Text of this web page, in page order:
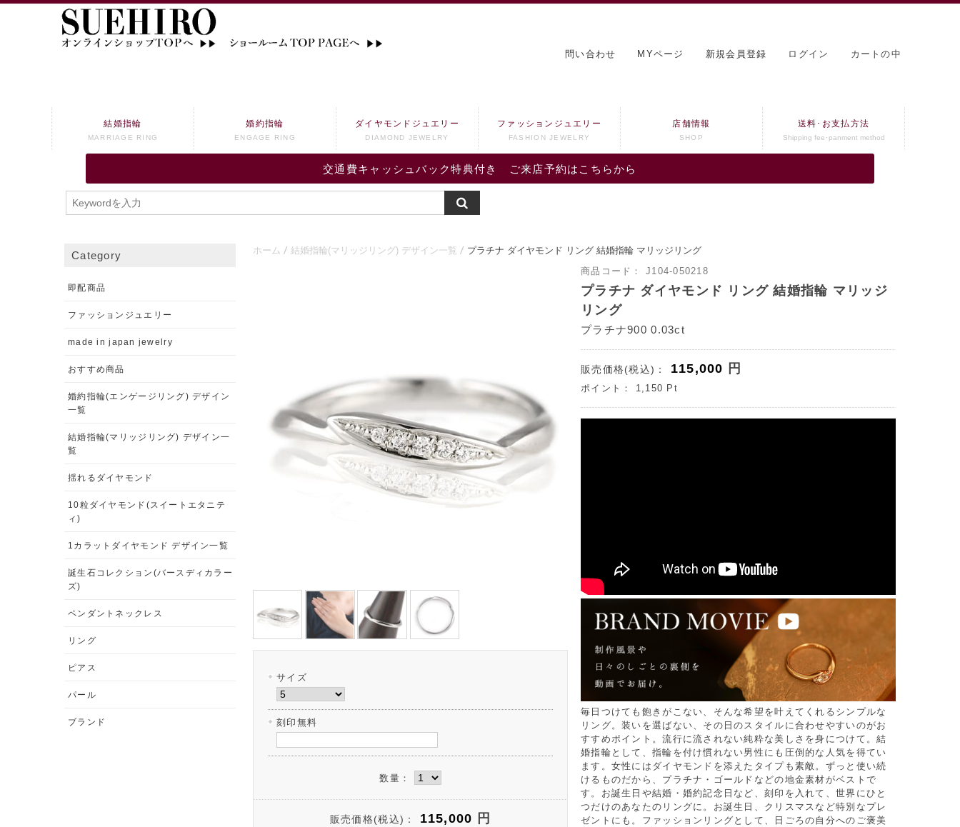
問い合わせ MYページ 新規会員登録 ログイン カートの中
交通費キャッシュバック特典付き ご来店予約はこちらから
結婚指輪
MARRIAGE RING
婚約指輪
ENGAGE RING
ダイヤモンドジュエリー
DIAMOND JEWELRY
ファッションジュエリー
FASHION JEWELRY
店舗情報
SHOP
送料･お支払方法
Shipping fee･panment method
ホーム 結婚指輪(マリッジリング) デザイン一覧 プラチナ ダイヤモンド リング 結婚指輪 マリッジリング
サイズ
刻印無料
数量：
販売価格(税込)： 115,000 円
商品コード： J104-050218
プラチナ ダイヤモンド リング 結婚指輪 マリッジ
リング
プラチナ900 0.03ct
販売価格(税込)： 115,000 円
ポイント： 1,150 Pt
毎日つけても飽きがこない、そんな希望を叶えてくれるシンプルな
リング。装いを選ばない、その日のスタイルに合わせやすいのがお
すすめポイント。流行に流されない純粋な美しさを身につけて。結
婚指輪として、指輪を付け慣れない男性にも圧倒的な人気を得てい
ます。女性にはダイヤモンドを添えたタイプも素敵。ずっと使い続
けるものだから、プラチナ・ゴールドなどの地金素材がベストで
す。お誕生日や結婚・婚約記念日など、刻印を入れて、世界にひと
つだけのあなたのリングに。お誕生日、クリスマスなど特別なプレ
ゼントにも。ファッションリングとして、日ごろの自分へのご褒美
Category
即配商品
ファッションジュエリー
made in japan jewelry
おすすめ商品
婚約指輪(エンゲージリング) デザイン
一覧
結婚指輪(マリッジリング) デザイン一
覧
揺れるダイヤモンド
10粒ダイヤモンド(スイートエタニテ
ィ)
1カラットダイヤモンド デザイン一覧
誕生石コレクション(バースディカラー
ズ)
ペンダントネックレス
リング
ピアス
パール
ブランド